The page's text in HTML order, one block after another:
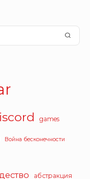
games
Война бесконечности
абстракция